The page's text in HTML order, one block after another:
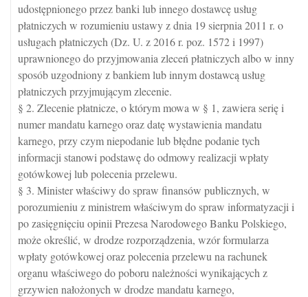
udostępnionego przez banki lub innego dostawcę usług
płatniczych w rozumieniu ustawy z dnia 19 sierpnia 2011 r. o
usługach płatniczych (Dz. U. z 2016 r. poz. 1572 i 1997)
uprawnionego do przyjmowania zleceń płatniczych albo w inny
sposób uzgodniony z bankiem lub innym dostawcą usług
płatniczych przyjmującym zlecenie.
§ 2. Zlecenie płatnicze, o którym mowa w § 1, zawiera serię i
numer mandatu karnego oraz datę wystawienia mandatu
karnego, przy czym niepodanie lub błędne podanie tych
informacji stanowi podstawę do odmowy realizacji wpłaty
gotówkowej lub polecenia przelewu.
§ 3. Minister właściwy do spraw finansów publicznych, w
porozumieniu z ministrem właściwym do spraw informatyzacji i
po zasięgnięciu opinii Prezesa Narodowego Banku Polskiego,
może określić, w drodze rozporządzenia, wzór formularza
wpłaty gotówkowej oraz polecenia przelewu na rachunek
organu właściwego do poboru należności wynikających z
grzywien nałożonych w drodze mandatu karnego,